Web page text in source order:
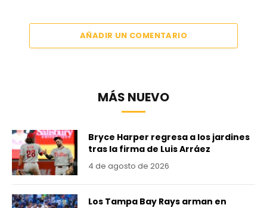
AÑADIR UN COMENTARIO
MÁS NUEVO
Bryce Harper regresa a los jardines
tras la firma de Luis Arráez
4 de agosto de 2026
Los Tampa Bay Rays arman en